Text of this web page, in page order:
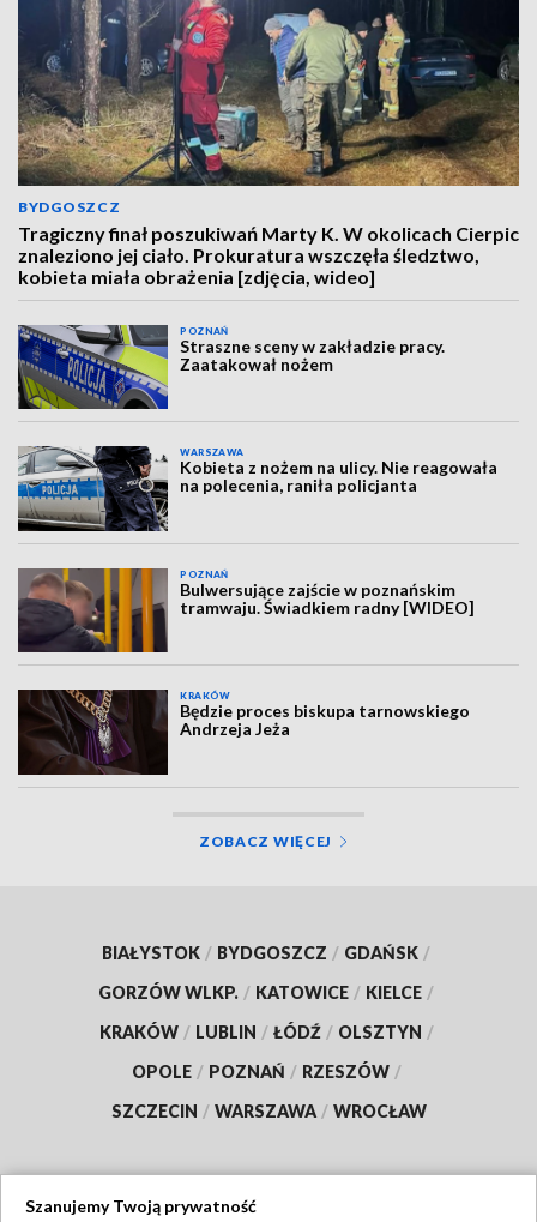
BYDGOSZCZ
Tragiczny finał poszukiwań Marty K. W okolicach Cierpic
znaleziono jej ciało. Prokuratura wszczęła śledztwo,
kobieta miała obrażenia [zdjęcia, wideo]
POZNAŃ
Straszne sceny w zakładzie pracy.
Zaatakował nożem
WARSZAWA
Kobieta z nożem na ulicy. Nie reagowała
na polecenia, raniła policjanta
POZNAŃ
Bulwersujące zajście w poznańskim
tramwaju. Świadkiem radny [WIDEO]
KRAKÓW
Będzie proces biskupa tarnowskiego
Andrzeja Jeża
ZOBACZ WIĘCEJ
BIAŁYSTOK / BYDGOSZCZ / GDAŃSK /
GORZÓW WLKP. / KATOWICE / KIELCE /
KRAKÓW / LUBLIN / ŁÓDŹ / OLSZTYN /
OPOLE / POZNAŃ / RZESZÓW /
SZCZECIN / WARSZAWA / WROCŁAW
Szanujemy Twoją prywatność